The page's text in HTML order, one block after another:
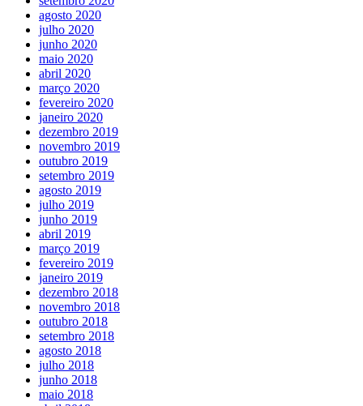
agosto 2020
julho 2020
junho 2020
maio 2020
abril 2020
março 2020
fevereiro 2020
janeiro 2020
dezembro 2019
novembro 2019
outubro 2019
setembro 2019
agosto 2019
julho 2019
junho 2019
abril 2019
março 2019
fevereiro 2019
janeiro 2019
dezembro 2018
novembro 2018
outubro 2018
setembro 2018
agosto 2018
julho 2018
junho 2018
maio 2018